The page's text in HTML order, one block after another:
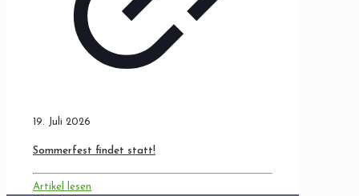
19. Juli 2026
Sommerfest findet statt!
Artikel lesen